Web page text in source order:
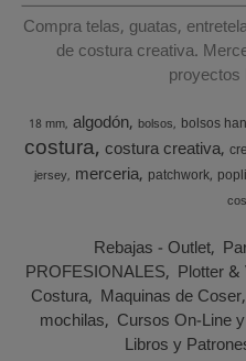
Compra telas, guatas,
de costura creativa.
proyectos
18 mm algodón bolsos bolsos
costura costura creativa
jersey merceria patchwork
Rebajas - Outlet
PROFESIONALES Plotter &
Costura Maquinas de Coser
mochilas Cursos On-Line
Libros y